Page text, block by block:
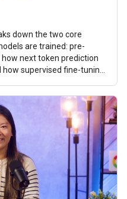
​​down the two core
are trained: pre-
next token prediction
supervised fine-tuning,